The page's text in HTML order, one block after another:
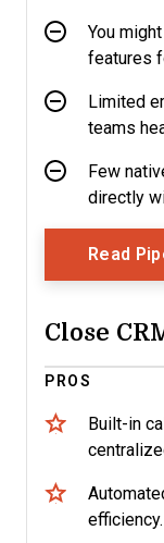
You
features
Limited
teams
Few
directly
Read
Close
PROS
Built-in
efficiency.